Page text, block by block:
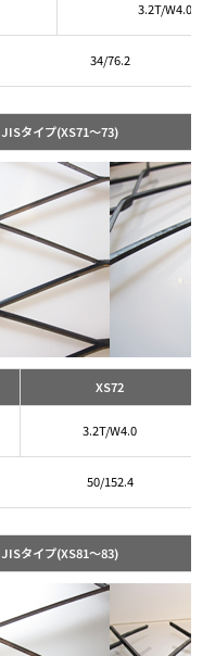
3.2T/W4.0
34/76.2
JISタイプ(XS71～73)
XS72
3.2T/W4.0
50/152.4
JISタイプ(XS81～83)